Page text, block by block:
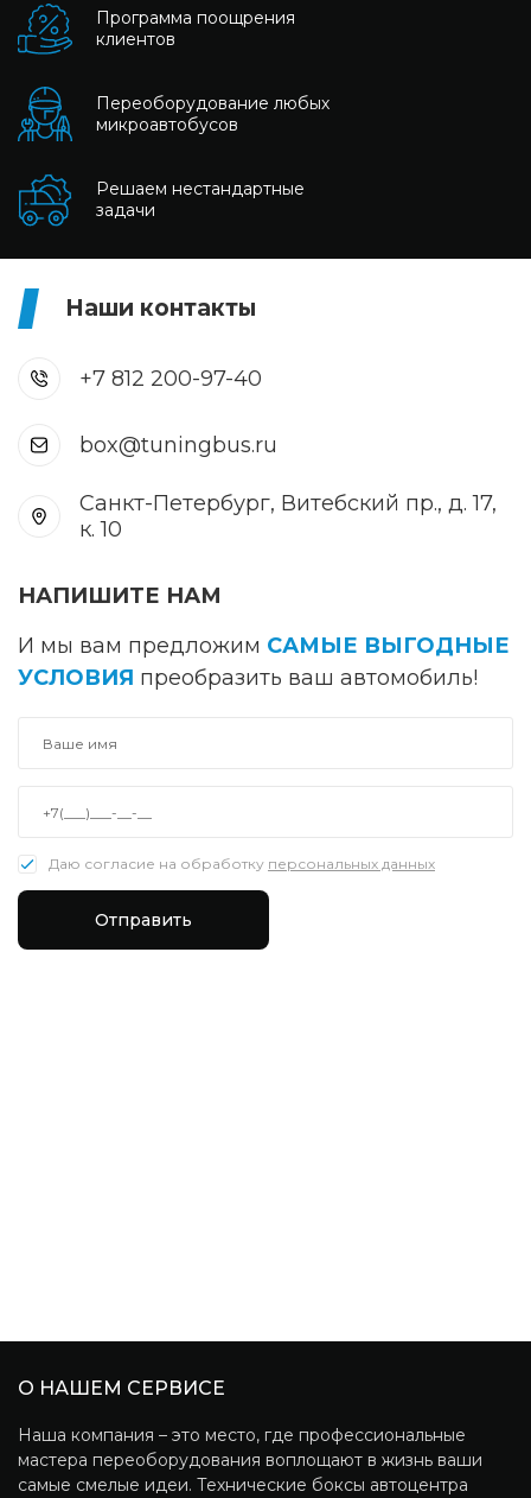
Программа поощрения
клиентов
Переоборудование любых
микроавтобусов
Решаем нестандартные
задачи
Наши контакты
+7 812 200-97-40
box@tuningbus.ru
Санкт-Петербург, Витебский пр., д. 17,
к. 10
НАПИШИТЕ НАМ
И мы вам предложим САМЫЕ ВЫГОДНЫЕ
УСЛОВИЯ преобразить ваш автомобиль!
Даю согласие на обработку персональных данных
Отправить
О НАШЕМ СЕРВИСЕ
Наша компания – это место, где профессиональные
мастера переоборудования воплощают в жизнь ваши
самые смелые идеи. Технические боксы автоцентра